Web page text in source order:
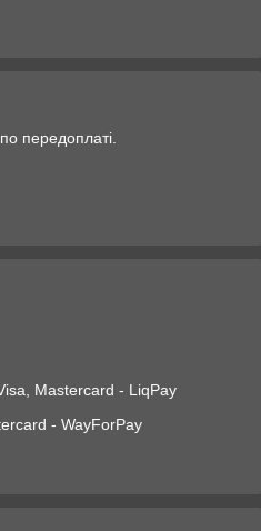
передоплаті.
Mastercard - LiqPay
- WayForPay